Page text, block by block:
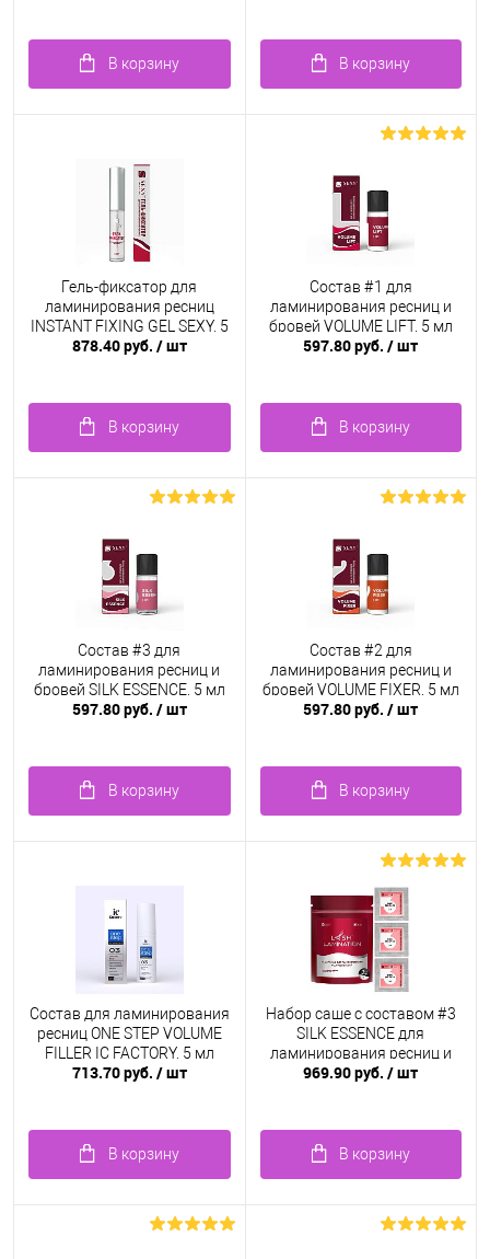
В корзину В корзину
Гель-фиксатор для
ламинирования ресниц
INSTANT FIXING GEL SEXY, 5
мл
878.40 руб. / шт
В корзину
Состав #1 для
ламинирования ресниц и
бровей VOLUME LIFT, 5 мл
597.80 руб./ шт
В корзину
Состав #3 для
ламинирования ресниц и
бровей SILK ESSENCE, 5 мл
597.80 руб. / шт
В корзину
Состав #2 для
ламинирования ресниц и
бровей VOLUME FIXER, 5 мл
597.80 руб./ шт
В корзину
Состав для ламинирования
ресниц ONE STEP VOLUME
FILLER IC FACTORY, 5 мл
713.70 руб. / шт
В корзину
Набор саше с составом #3
SILK ESSENCE для
ламинирования ресниц и
бровей SEXY LAMINATION,
969.90 руб./ шт
В корзину